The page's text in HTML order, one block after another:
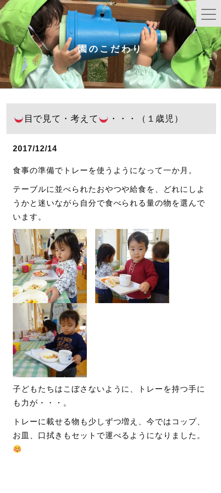
園のこだわり
目で見て・考えて ・・・（１歳児）
2017/12/14
食事の準備でトレーを使うようになって一か月。
テーブルに並べられたおやつや給食を、どれにしよ
うかと迷いながら自分で食べられる量の物を選んで
います。
子どもたちはこぼさないように、トレーを持つ手に
も力が・・・。
トレーに載せる物も少しずつ増え、今ではコップ、
お皿、口拭きもセットで運べるようになりました。